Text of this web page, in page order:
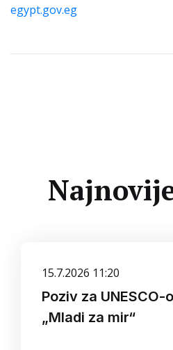
egypt.gov.eg
15.7.2026 11:20
Poziv za
„Mladi za mir“